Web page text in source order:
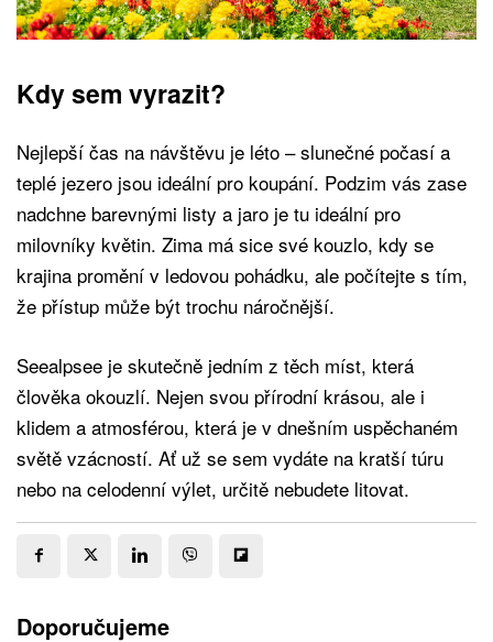
Kdy sem vyrazit?
Nejlepší čas na návštěvu je léto – slunečné počasí a
teplé jezero jsou ideální pro koupání. Podzim vás zase
nadchne barevnými listy a jaro je tu ideální pro
milovníky květin. Zima má sice své kouzlo, kdy se
krajina promění v ledovou pohádku, ale počítejte s tím,
že přístup může být trochu náročnější.
Seealpsee je skutečně jedním z těch míst, která
člověka okouzlí. Nejen svou přírodní krásou, ale i
klidem a atmosférou, která je v dnešním uspěchaném
světě vzácností. Ať už se sem vydáte na kratší túru
nebo na celodenní výlet, určitě nebudete litovat.
Doporučujeme